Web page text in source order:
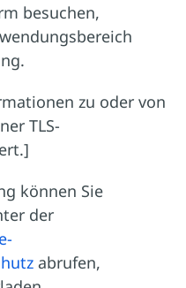
besuchen,
zu oder von
TLS-
können Sie
der
abrufen,